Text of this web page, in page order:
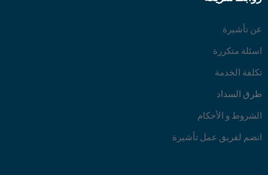
عن تأشيرة
اسئلة متكررة
تكلفة الخدمة
طرق السداد
الشروط و الأحكام
انضم لفريق عمل تأشيرة